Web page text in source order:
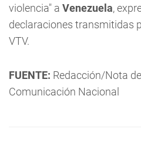
violencia" a Venezuela,
declaraciones transmitidas
VTV.
FUENTE: Redacción/Nota
Comunicación Nacional